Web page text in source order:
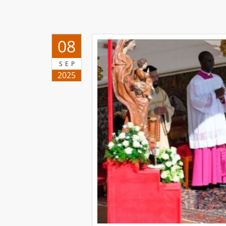
08
SEP
2025